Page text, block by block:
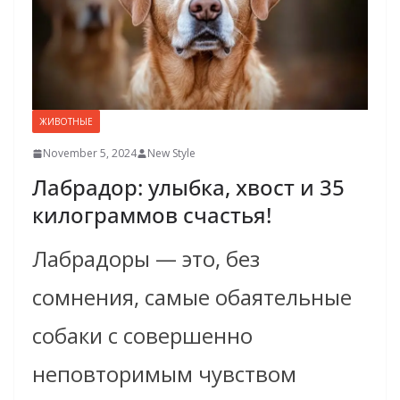
ЖИВОТНЫЕ
November 5, 2024 New Style
Лабрадор: улыбка, хвост и 35
килограммов счастья!
Лабрадоры — это, без
сомнения, самые обаятельные
собаки с совершенно
неповторимым чувством